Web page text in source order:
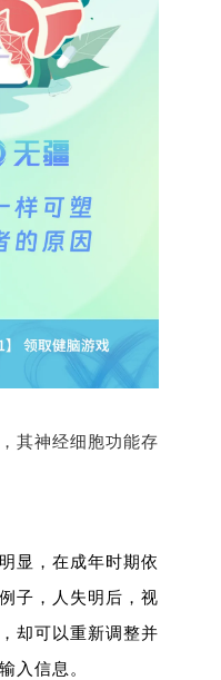
其神经细胞功能存
显，在成年时期依
子，人失明后，视
却可以重新调整并
入信息。